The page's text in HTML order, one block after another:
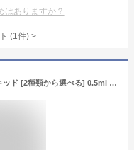
はありますか？
(1件) >
inoui 資生堂 インウイ アイブロウリキッド [2種類から選べる] 0.5ml ウォータープルーフタイプ 筆ペンタイプ [ギフトラッピング対応]